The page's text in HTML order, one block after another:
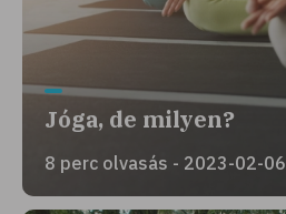
Jóga, de milyen?
8 perc olvasás - 2023-02-06